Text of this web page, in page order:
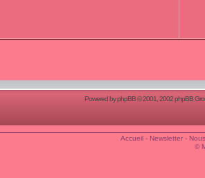
Powered byphpBB© 2001, 2002 phpBB
Accueil- Newsletter-
©